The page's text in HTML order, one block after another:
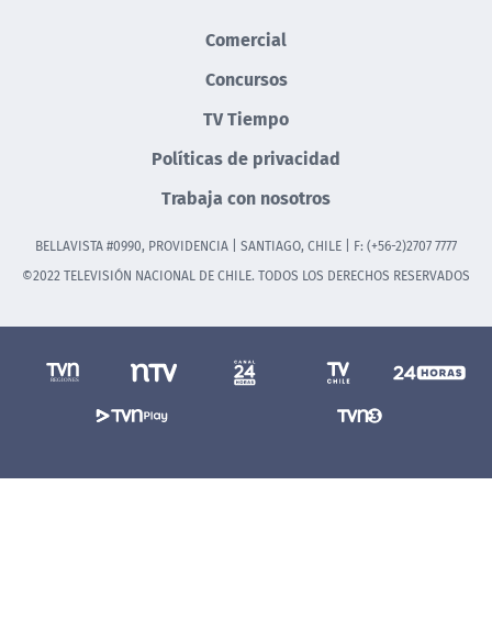
Comercial
Concursos
TV Tiempo
Políticas de privacidad
Trabaja con nosotros
BELLAVISTA #0990, PROVIDENCIA | SANTIAGO, CHILE | F: (+56-2)2707 7777
©2022 TELEVISIÓN NACIONAL DE CHILE. TODOS LOS DERECHOS RESERVADOS